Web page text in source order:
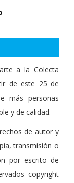
a la Colecta
de este 25 de
más personas
y de calidad.
de autor y
transmisión o
por escrito de
copyright